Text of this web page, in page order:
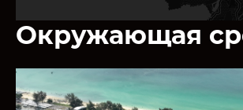
Окружающая